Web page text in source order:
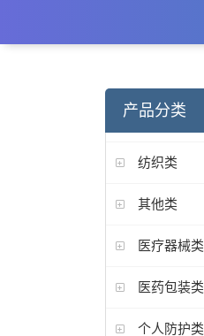
产品分类
纺织类
其他类
医疗器械类
医药包装类
个人防护类